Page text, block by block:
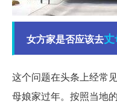
女方家是否应该去
这个问题在头条上经常
母娘家过年。按照当地